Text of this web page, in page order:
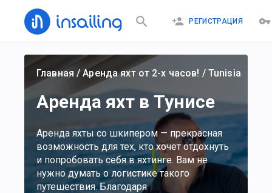
РЕГИСТРАЦИЯ
Главная /Аренда яхт от 2-х часов! / Tunisia
Аренда яхт в Тунисе
Аренда яхты со шкипером — прекрасная
возможность для тех, кто хочет отдохнуть
и попробовать себя в яхтинге. Вам не
нужно думать о логистике такого
путешествия. Благодаря